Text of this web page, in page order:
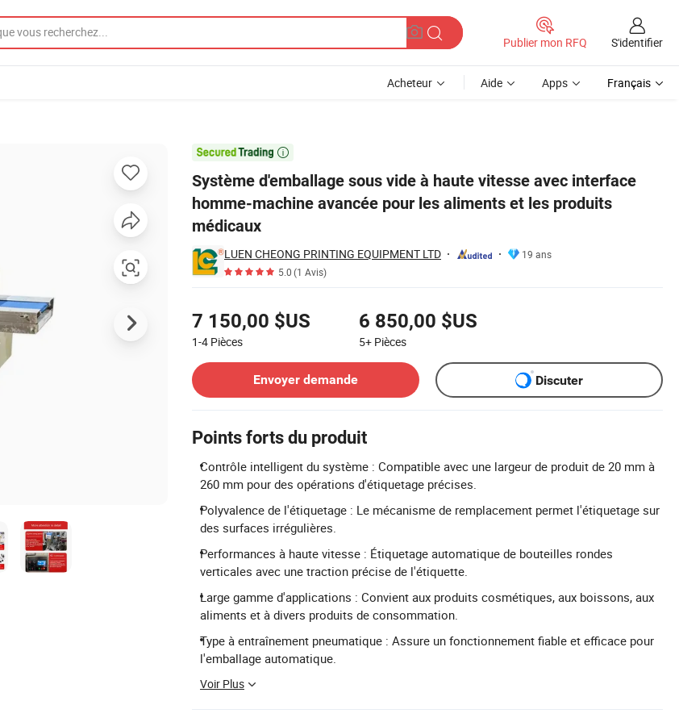
Publier mon RFQ S'identifier
Acheteur Aide Apps Français

Système d'emballage sous vide à haute vitesse avec interface
homme-machine avancée pour les aliments et les produits
médicaux
LUEN CHEONG PRINTING EQUIPMENT LTD
19 ans
5.0(1 Avis)
7 150,00 $US
1-4 Pièces
6 850,00 $US
5+ Pièces
Envoyer demande
Discuter
Points forts du produit
Contrôle intelligent du système : Compatible avec une largeur de produit de 20 mm à
260 mm pour des opérations d'étiquetage précises.
Polyvalence de l'étiquetage : Le mécanisme de remplacement permet l'étiquetage sur
des surfaces irrégulières.
Performances à haute vitesse : Étiquetage automatique de bouteilles rondes
verticales avec une traction précise de l'étiquette.
Large gamme d'applications : Convient aux produits cosmétiques, aux boissons, aux
aliments et à divers produits de consommation.
Type à entraînement pneumatique : Assure un fonctionnement fiable et efficace pour
l'emballage automatique.
Voir Plus
homme-machine avancée pour les aliments et les produits médicaux